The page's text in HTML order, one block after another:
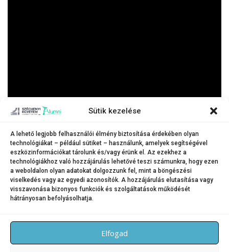
Sütik kezelése
A lehető legjobb felhasználói élmény biztosítása érdekében olyan
technológiákat – például sütiket – használunk, amelyek segítségével
eszközinformációkat tárolunk és/vagy érünk el. Az ezekhez a
technológiákhoz való hozzájárulás lehetővé teszi számunkra, hogy ezen
a weboldalon olyan adatokat dolgozzunk fel, mint a böngészési
viselkedés vagy az egyedi azonosítók. A hozzájárulás elutasítása vagy
visszavonása bizonyos funkciók és szolgáltatások működését
hátrányosan befolyásolhatja.
Elfogad
Kenguru – Bestiavadászat
KATEGÓRIA:BLOG